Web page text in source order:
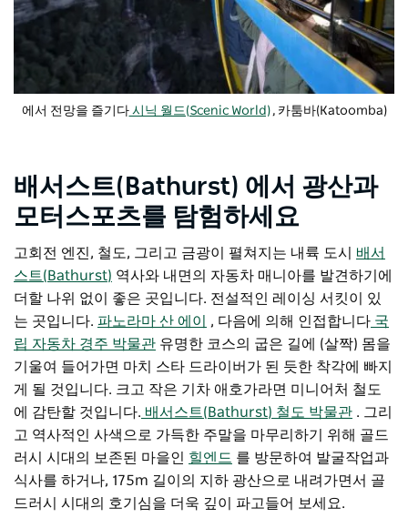
에서 전망을 즐기다시닉 월드(Scenic World), 카툼바(Katoomba)
배서스트(Bathurst) 에서 광산과
모터스포츠를 탐험하세요
고회전 엔진, 철도, 그리고 금광이 펼쳐지는 내륙 도시 배서
스트(Bathurst) 역사와 내면의 자동차 매니아를 발견하기에
더할 나위 없이 좋은 곳입니다. 전설적인 레이싱 서킷이 있
는 곳입니다. 파노라마 산 에이 , 다음에 의해 인접합니다 국
립 자동차 경주 박물관 유명한 코스의 굽은 길에 (살짝) 몸을
기울여 들어가면 마치 스타 드라이버가 된 듯한 착각에 빠지
게 될 것입니다. 크고 작은 기차 애호가라면 미니어처 철도
에 감탄할 것입니다. 배서스트(Bathurst) 철도 박물관 . 그리
고 역사적인 사색으로 가득한 주말을 마무리하기 위해 골드
러시 시대의 보존된 마을인 힐엔드 를 방문하여 발굴작업과
식사를 하거나, 175m 길이의 지하 광산으로 내려가면서 골
드러시 시대의 호기심을 더욱 깊이 파고들어 보세요.